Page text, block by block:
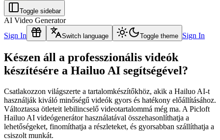
Toggle sidebar
AI Video Generator
Sign In
Switch language Toggle theme Sign In
Készen áll a professzionális videók
készítésére a Hailuo AI segítségével?
Csatlakozzon világszerte a tartalomkészítőkhöz, akik a Hailuo AI-t
használják kiváló minőségű videók gyors és hatékony előállításához.
Változtassa ötleteit lebilincselő videotartalommá még ma. A Picloft
Hailuo AI videógenerátor használatával összehasonlíthatja a
lehetőségeket, finomíthatja a részleteket, és gyorsabban szállíthatja a
csiszolt munkát.